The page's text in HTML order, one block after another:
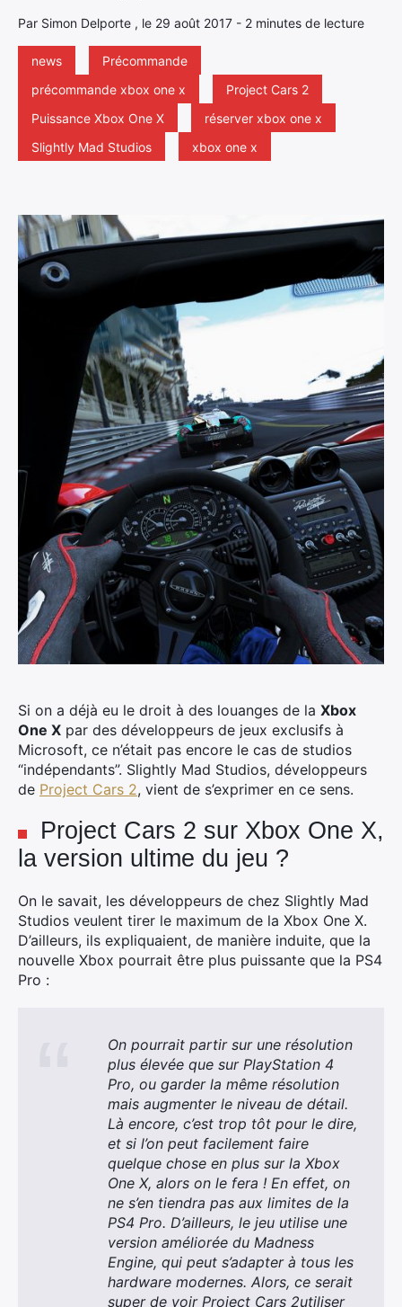
Par Simon Delporte , le 29 août 2017 - 2 minutes de lecture
news
Précommande
précommande xbox one x
Project Cars 2
Puissance Xbox One X
réserver xbox one x
Slightly Mad Studios
xbox one x
Si on a déjà eu le droit à des louanges de la Xbox
One X par des développeurs de jeux exclusifs à
Microsoft, ce n’était pas encore le cas de studios
“indépendants”. Slightly Mad Studios, développeurs
de Project Cars 2, vient de s’exprimer en ce sens.
Project Cars 2 sur Xbox One X,
la version ultime du jeu ?
On le savait, les développeurs de chez Slightly Mad
Studios veulent tirer le maximum de la Xbox One X.
D’ailleurs, ils expliquaient, de manière induite, que la
nouvelle Xbox pourrait être plus puissante que la PS4
Pro :
On pourrait partir sur une résolution
plus élevée que sur PlayStation 4
Pro, ou garder la même résolution
mais augmenter le niveau de détail.
Là encore, c’est trop tôt pour le dire,
et si l’on peut facilement faire
quelque chose en plus sur la Xbox
One X, alors on le fera ! En effet, on
ne s’en tiendra pas aux limites de la
PS4 Pro. D’ailleurs, le jeu utilise une
version améliorée du Madness
Engine, qui peut s’adapter à tous les
hardware modernes. Alors, ce serait
super de voir Project Cars 2utiliser